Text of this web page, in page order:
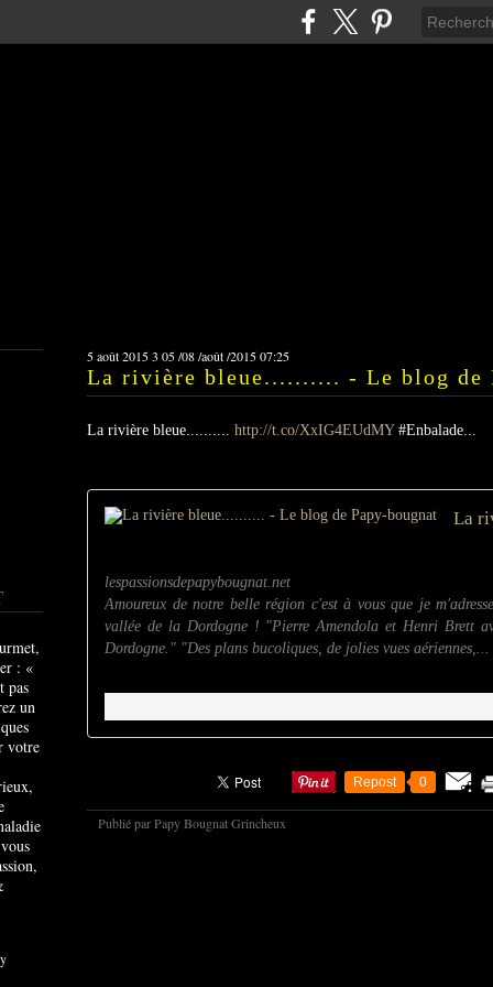
5 août 20153 05/08/août/201507:25
La rivière bleue.......... - Le blog de
La rivière bleue.......... http://t.co/XxIG4EUdMY#Enbalade...
lespassionsdepapybougnat.net
Amoureux de notre belle région c'est à vous que je
vallée de la Dordogne ! "Pierre Amendola et Henri Brett
Dordogne." "Des plans bucoliques, de jolies vues aériennes,...
Repost 0
Publié par Papy Bougnat Grincheux